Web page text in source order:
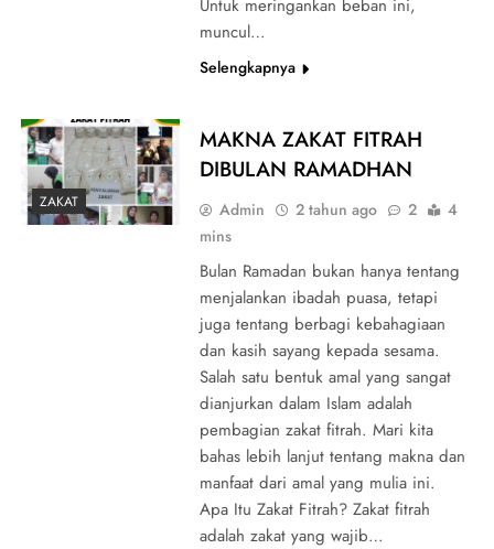
Untuk meringankan beban ini,
muncul…
Selengkapnya
ZAKAT
MAKNA ZAKAT FITRAH
DIBULAN RAMADHAN
Admin 2 tahun ago 2
4
mins
Bulan Ramadan bukan hanya tentang
menjalankan ibadah puasa, tetapi
juga tentang berbagi kebahagiaan
dan kasih sayang kepada sesama.
Salah satu bentuk amal yang sangat
dianjurkan dalam Islam adalah
pembagian zakat fitrah. Mari kita
bahas lebih lanjut tentang makna dan
manfaat dari amal yang mulia ini.
Apa Itu Zakat Fitrah? Zakat fitrah
adalah zakat yang wajib…